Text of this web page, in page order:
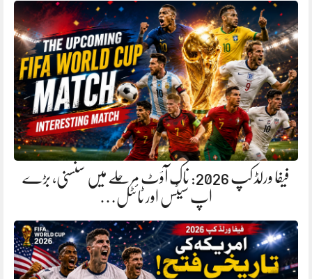
فیفا ورلڈ کپ 2026: ناک آؤٹ مرحلے میں سنسنی، بڑے
اپ سیٹس اور ٹائٹل…